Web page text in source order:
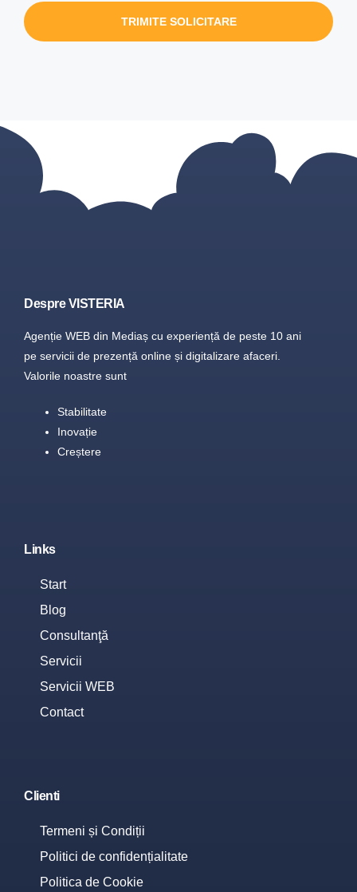
TRIMITE SOLICITARE
Despre VISTERIA
Agenție WEB din Mediaș cu experiență de peste 10 ani
pe servicii de prezență online și digitalizare afaceri.
Valorile noastre sunt
Stabilitate
Inovație
Creștere
Links
Start
Blog
Consultanţă
Servicii
Servicii WEB
Contact
Clienti
Termeni și Condiții
Politici de confidențialitate
Politica de Cookie